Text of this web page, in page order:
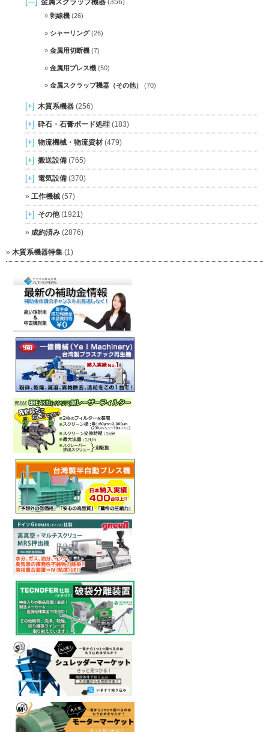
剥線機 (26)
シャーリング(26)
金属用切断機 (7)
金属用プレス機 (50)
金属スクラップ機器（その他） (70)
[+] 木質系機器 (256)
[+] 砕石・石膏ボード処理 (183)
[+] 物流機械・物流資材 (479)
[+] 搬送設備 (765)
[+] 電気設備 (370)
工作機械 (57)
[+] その他(1921)
成約済み (2876)
木質系機器特集 (1)